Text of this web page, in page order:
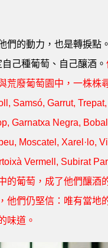
們的動力，也是轉捩點
己種葡萄、自己釀酒。
荒廢葡萄園中，一株株
Samsó, Garrut,
Garnatxa Negra,
Moscatel, Xarel·lo,
Vermell, Subirat
的葡萄，成了他們釀酒
他們仍堅信：唯有當地
味道。